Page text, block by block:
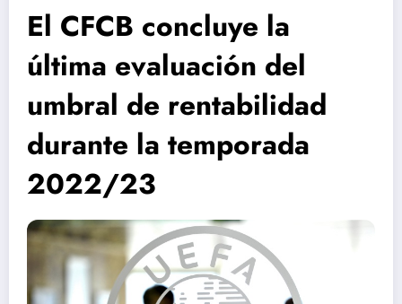
El CFCB concluye la
última evaluación del
umbral de rentabilidad
durante la temporada
2022/23